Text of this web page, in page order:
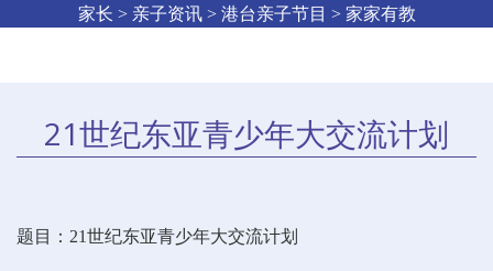
家长 > 亲子资讯 > 港台亲子节目 > 家家有教
21世纪东亚青少年大交流计划
题目：21世纪东亚青少年大交流计划